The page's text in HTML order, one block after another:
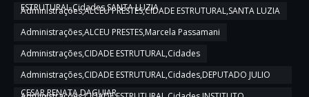
ESTRUTURAL,Cidades,SANTA LUZIA
Administrações,ALCEU PRESTES,CIDADE ESTRUTURAL,SANTA LUZIA
Administrações,ALCEU PRESTES,Marcela Passamani
Administrações,CIDADE ESTRUTURAL,Cidades
Administrações,CIDADE ESTRUTURAL,Cidades,DEPUTADO JULIO
CESAR,RENATA DAGUIAR